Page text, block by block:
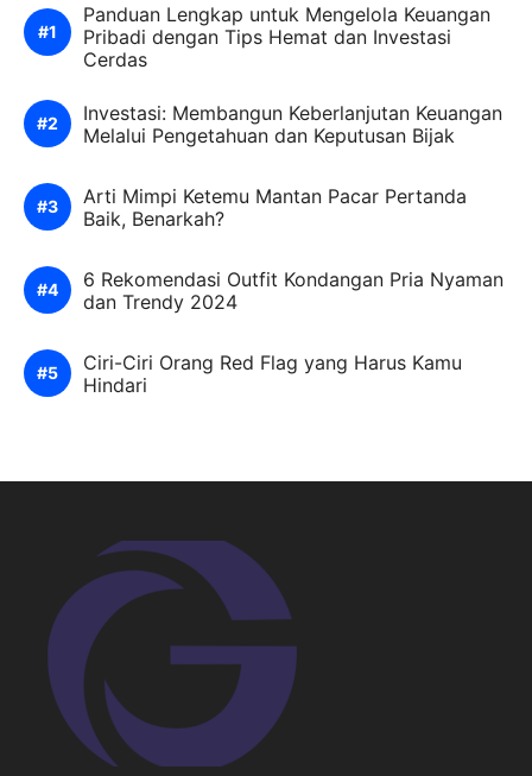
Panduan Lengkap untuk Mengelola Keuangan
Pribadi dengan Tips Hemat dan Investasi
Cerdas
Investasi: Membangun Keberlanjutan Keuangan
Melalui Pengetahuan dan Keputusan Bijak
Arti Mimpi Ketemu Mantan Pacar Pertanda
Baik, Benarkah?
6 Rekomendasi Outfit Kondangan Pria Nyaman
dan Trendy 2024
Ciri-Ciri Orang Red Flag yang Harus Kamu
Hindari